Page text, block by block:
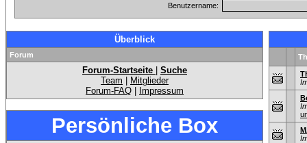
Benutzername:
Überblick
Forum
Forum-Startseite
Suche
Team
Mitglieder
Forum-FAQ
Impressum
Persönliche Box